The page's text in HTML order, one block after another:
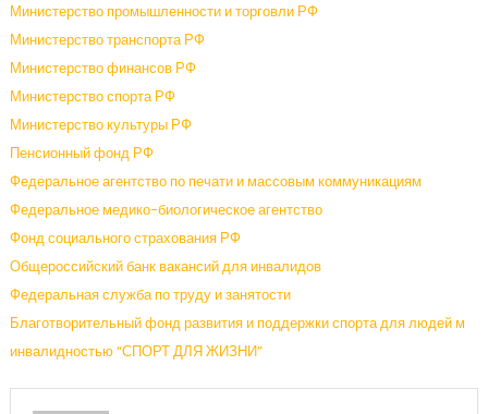
Министерство промышленности и торговли РФ
Министерство транспорта РФ
Министерство финансов РФ
Министерство спорта РФ
Министерство культуры РФ
Пенсионный фонд РФ
Федеральное агентство по печати и массовым коммуникациям
Федеральное медико-биологическое агентство
Фонд социального страхования РФ
Общероссийский банк вакансий для инвалидов
Федеральная служба по труду и занятости
Благотворительный фонд развития и поддержки спорта для людей м
инвалидностью “СПОРТ ДЛЯ ЖИЗНИ”